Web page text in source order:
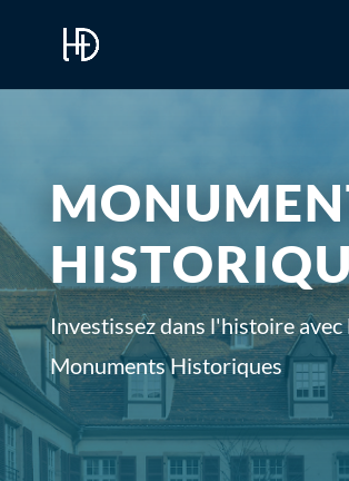
Investissez dans l'histoire avec
Monuments Historiques